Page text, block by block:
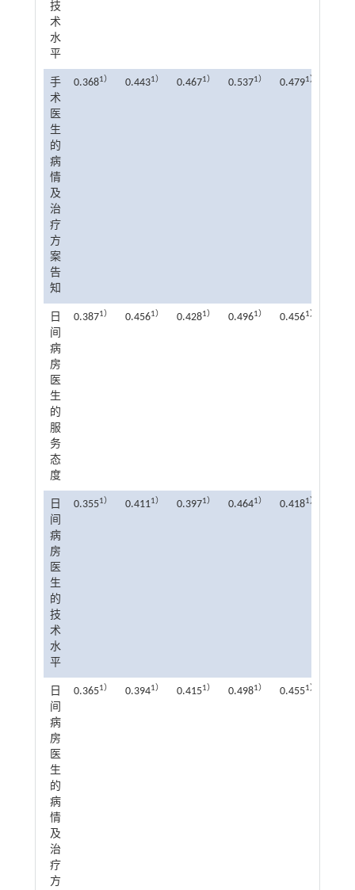
技
术
水
平
手
术
医
生
的
病
情
及
治
疗
方
案
告
知
0.3681） 0.4431） 0.4671） 0.5371） 0.4791）
日
间
病
房
医
生
的
服
务
态
度
0.3871） 0.4561） 0.4281） 0.4961） 0.4561）
日
间
病
房
医
生
的
技
术
水
平
0.3551） 0.4111） 0.3971） 0.4641） 0.4181）
日
间
病
房
医
生
的
病
情
及
治
疗
方
0.3651） 0.3941） 0.4151） 0.4981） 0.4551）